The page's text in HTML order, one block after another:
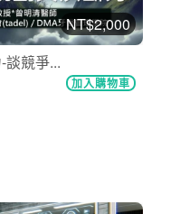
NT$2,000
談競爭...
加入購物車